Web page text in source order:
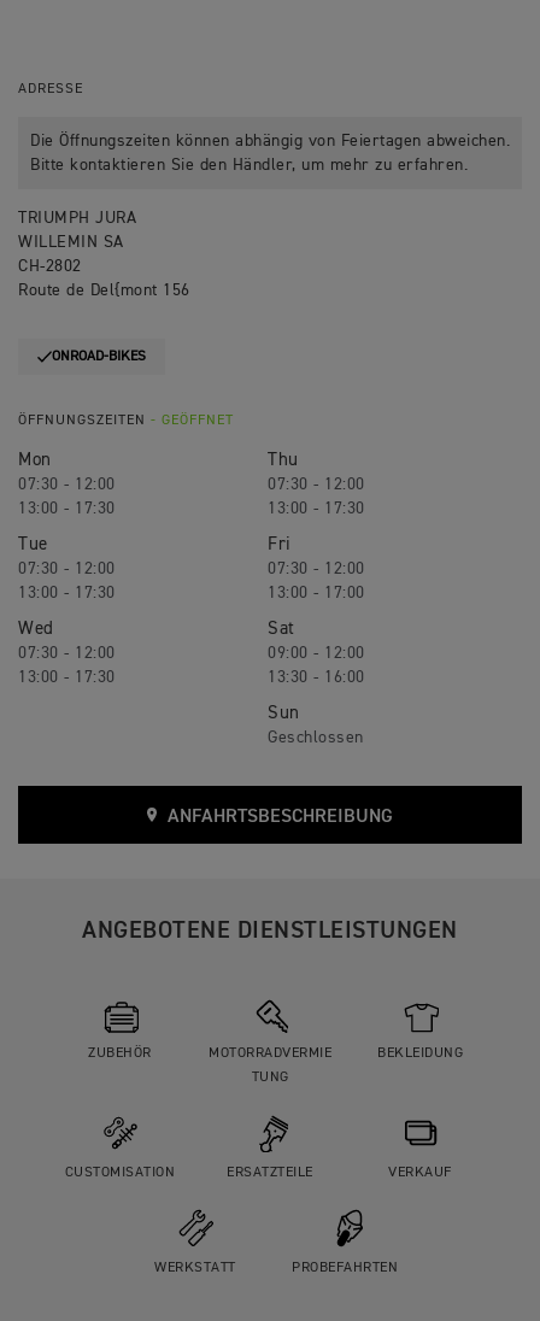
ADRESSE
Die Öffnungszeiten können abhängig von Feiertagen abweichen.
Bitte kontaktieren Sie den Händler, um mehr zu erfahren.
TRIUMPH JURA
WILLEMIN SA
CH-2802
Route de Del{mont 156
ONROAD-BIKES
ÖFFNUNGSZEITEN - GEÖFFNET
Mon
07:30 - 12:00
13:00 - 17:30
Tue
07:30 - 12:00
13:00 - 17:30
Wed
07:30 - 12:00
13:00 - 17:30
Thu
07:30 - 12:00
13:00 - 17:30
Fri
07:30 - 12:00
13:00 - 17:00
Sat
09:00 - 12:00
13:30 - 16:00
Sun
Geschlossen
ANFAHRTSBESCHREIBUNG
ANGEBOTENE DIENSTLEISTUNGEN
ZUBEHÖR
MOTORRADVERMIE
TUNG
BEKLEIDUNG
CUSTOMISATION ERSATZTEILE VERKAUF
WERKSTATT PROBEFAHRTEN